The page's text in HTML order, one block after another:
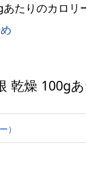
たりのカロリ
乾燥 100g
）